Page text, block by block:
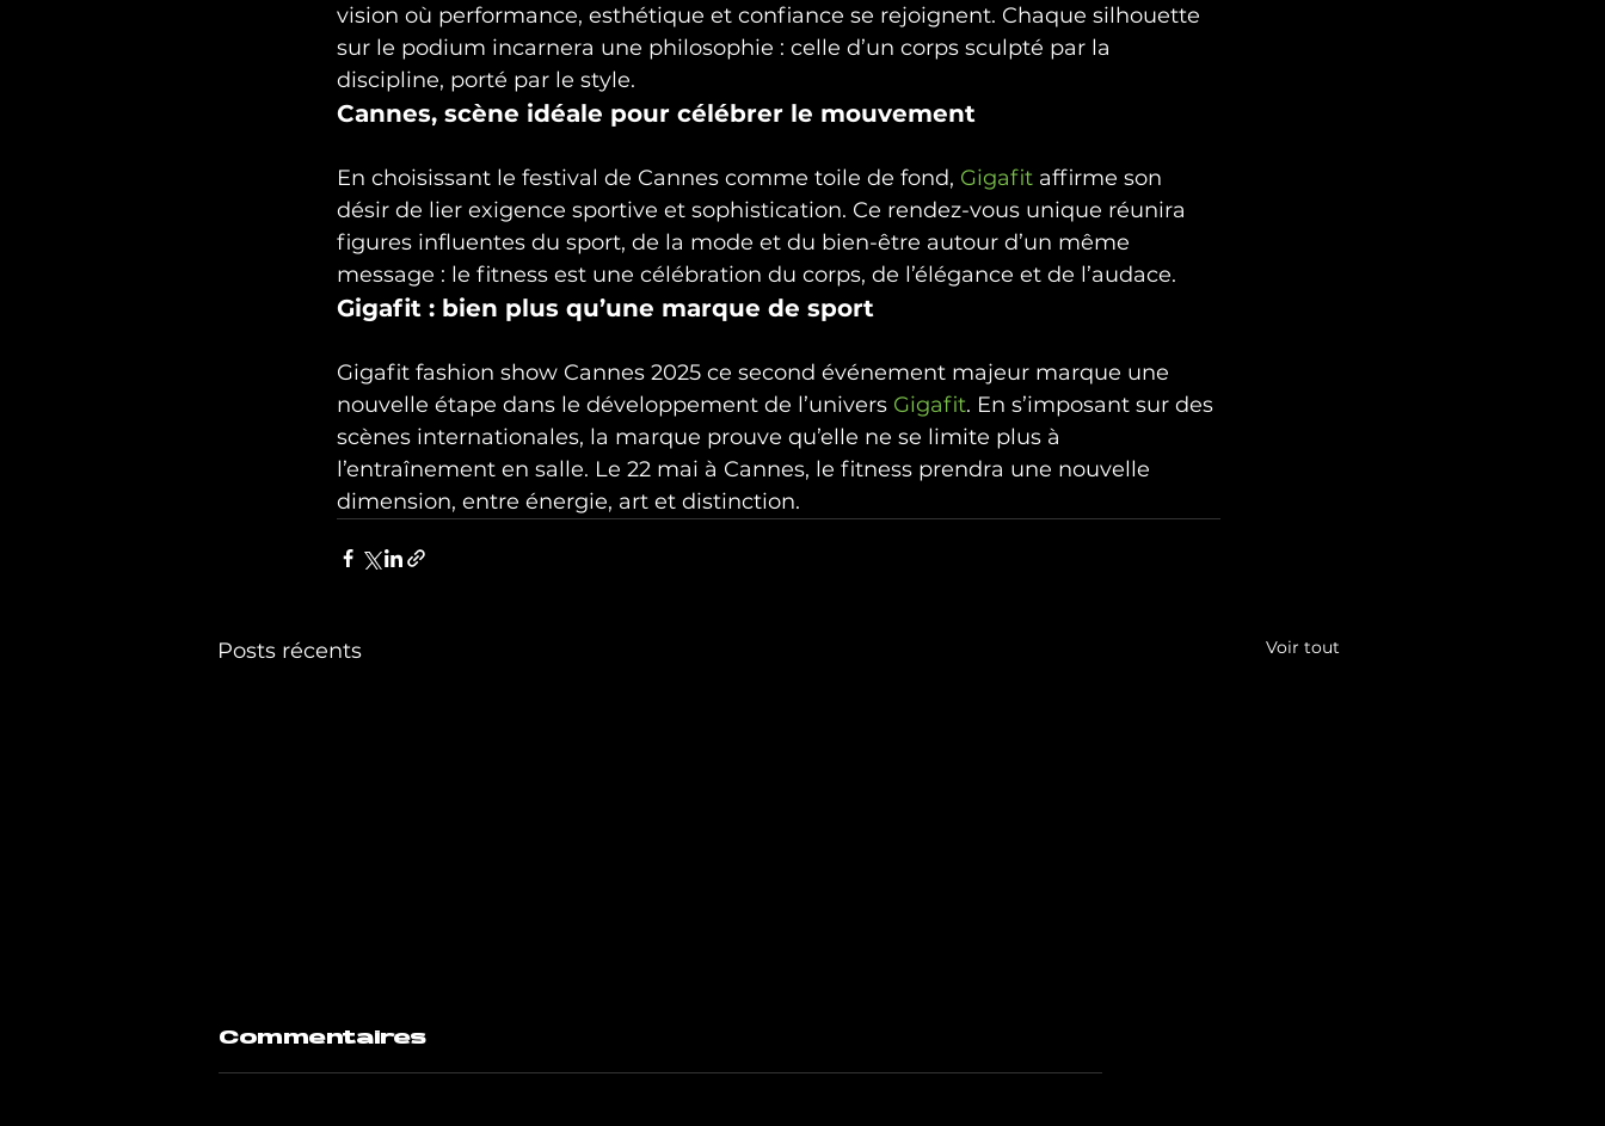
vision où performance, esthétique et confiance se rejoignent. Chaque silhouette
sur le podium incarnera une philosophie : celle d’un corps sculpté par la
discipline, porté par le style.
Cannes, scène idéale pour célébrer le mouvement
En choisissant le festival de Cannes comme toile de fond, Gigafit affirme son
désir de lier exigence sportive et sophistication. Ce rendez-vous unique réunira
figures influentes du sport, de la mode et du bien-être autour d’un même
message : le fitness est une célébration du corps, de l’élégance et de l’audace.
Gigafit : bien plus qu’une marque de sport
Gigafit fashion show Cannes 2025 ce second événement majeur marque une
nouvelle étape dans le développement de l’univers Gigafit. En s’imposant sur des
scènes internationales, la marque prouve qu’elle ne se limite plus à
l’entraînement en salle. Le 22 mai à Cannes, le fitness prendra une nouvelle
dimension, entre énergie, art et distinction.
Posts récents Voir tout
Commentaires